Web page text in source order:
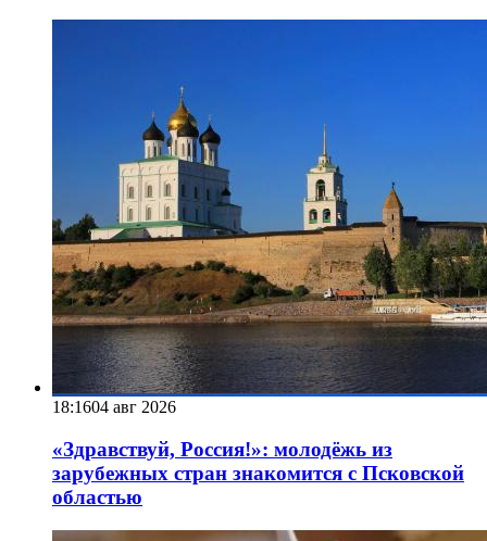
18:1604 авг 2026
«Здравствуй, Россия!»: молодёжь из
зарубежных стран знакомится с Псковской
областью